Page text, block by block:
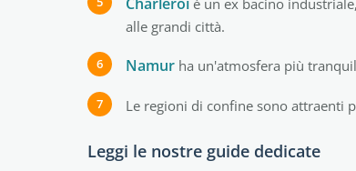
è un ex bacino
alle grandi città.
Namur ha un'atmosfera più
Le regioni di confine sono attraenti
Leggi le nostre guide dedicate
Bruxelles